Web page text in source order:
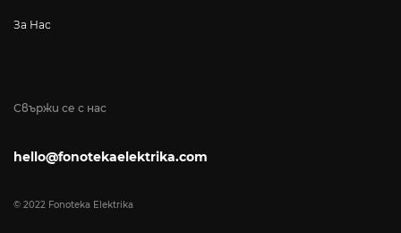
Свържи се с нас
hello@fonotekaelektrika.com
© 2022 Fonoteka Elektrika
За Нас